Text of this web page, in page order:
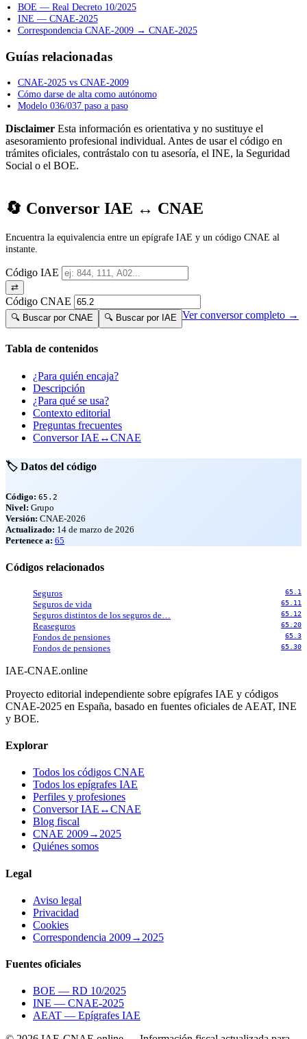
BOE — Real Decreto 10/2025
INE — CNAE-2025
Correspondencia CNAE-2009 → CNAE-2025
Guías relacionadas
CNAE-2025 vs CNAE-2009
Cómo darse de alta como autónomo
Modelo 036/037 paso a paso
Disclaimer Esta información es orientativa y no sustituye el
asesoramiento profesional individual. Antes de usar el código en
trámites oficiales, contrástalo con tu asesoría, el INE, la Seguridad
Social o el BOE.
🔄 Conversor IAE ↔ CNAE
Encuentra la equivalencia entre un epígrafe IAE y un código CNAE al
instante.
Código IAE
⇄
Código CNAE
🔍 Buscar por CNAE 🔍 Buscar por IAE Ver conversor completo →
Tabla de contenidos
¿Para quién encaja?
Descripción
¿Para qué se usa?
Contexto editorial
Preguntas frecuentes
Conversor IAE↔CNAE
🏷️ Datos del código
Código: 65.2
Nivel: Grupo
Versión: CNAE-2026
Actualizado: 14 de marzo de 2026
Pertenece a: 65
Códigos relacionados
Seguros 65.1
Seguros de vida 65.11
Seguros distintos de los seguros de… 65.12
Reaseguros 65.20
Fondos de pensiones 65.3
Fondos de pensiones 65.30
IAE-CNAE.online
Proyecto editorial independiente sobre epígrafes IAE y códigos
CNAE-2025 en España, basado en fuentes oficiales de AEAT, INE
y BOE.
Explorar
Todos los códigos CNAE
Todos los epígrafes IAE
Perfiles y profesiones
Conversor IAE↔CNAE
Blog fiscal
CNAE 2009→2025
Quiénes somos
Legal
Aviso legal
Privacidad
Cookies
Correspondencia 2009→2025
Fuentes oficiales
BOE — RD 10/2025
INE — CNAE-2025
AEAT — Epígrafes IAE